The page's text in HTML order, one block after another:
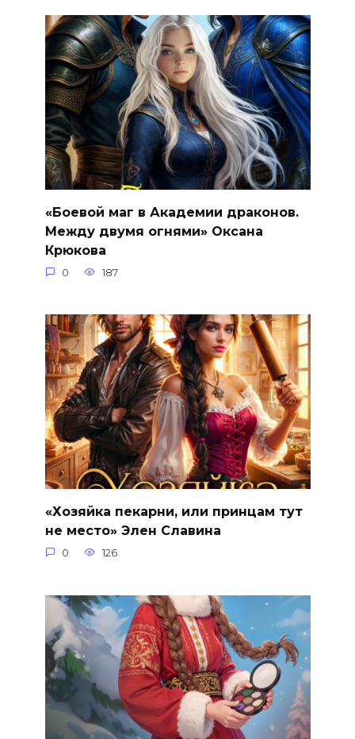
«Боевой маг в Академии драконов.
Между двумя огнями» Оксана
Крюкова
0 187
«Хозяйка пекарни, или принцам тут
не место» Элен Славина
0 126